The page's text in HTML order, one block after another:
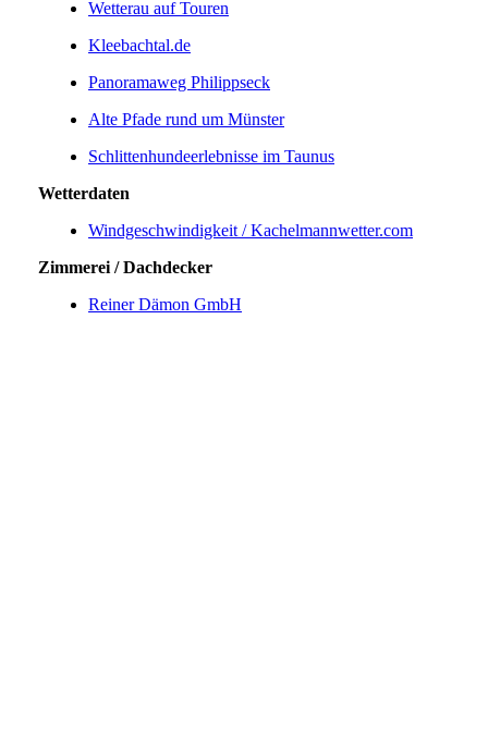
Wetterau auf Touren
Kleebachtal.de
Panoramaweg Philippseck
Alte Pfade rund um Münster
Schlittenhundeerlebnisse im Taunus
Wetterdaten
Windgeschwindigkeit / Kachelmannwetter.com
Zimmerei / Dachdecker
Reiner Dämon GmbH